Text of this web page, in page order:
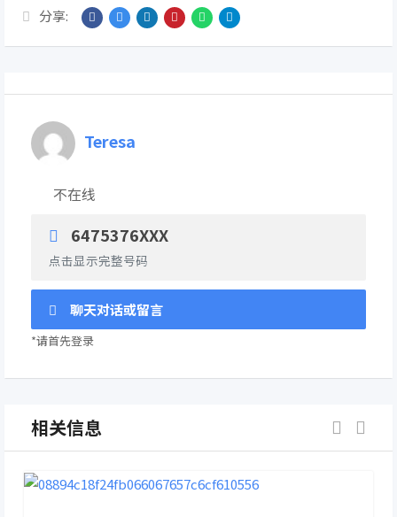
分享:
Teresa
不在线
6475376XXX
点击显示完整号码
聊天对话或留言
*请首先登录
相关信息